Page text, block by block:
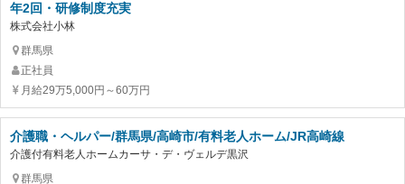
年2回・研修制度充実
株式会社小林
群馬県
正社員
月給29万5,000円～60万円
介護職・ヘルパー/群馬県/高崎市/有料老人ホーム/JR高崎線
介護付有料老人ホームカーサ・デ・ヴェルデ黒沢
群馬県